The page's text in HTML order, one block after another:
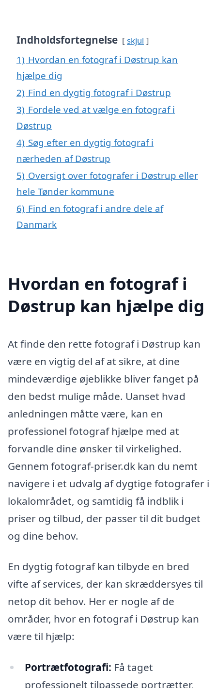
Indholdsfortegnelse skjul
1) Hvordan en fotograf i Døstrup kan
hjælpe dig
2) Find en dygtig fotograf i Døstrup
3) Fordele ved at vælge en fotograf i
Døstrup
4) Søg efter en dygtig fotograf i
nærheden af Døstrup
5) Oversigt over fotografer i Døstrup eller
hele Tønder kommune
6) Find en fotograf i andre dele af
Danmark
Hvordan en fotograf i
Døstrup kan hjælpe dig
At finde den rette fotograf i Døstrup kan
være en vigtig del af at sikre, at dine
mindeværdige øjeblikke bliver fanget på
den bedst mulige måde. Uanset hvad
anledningen måtte være, kan en
professionel fotograf hjælpe med at
forvandle dine ønsker til virkelighed.
Gennem fotograf-priser.dk kan du nemt
navigere i et udvalg af dygtige fotografer i
lokalområdet, og samtidig få indblik i
priser og tilbud, der passer til dit budget
og dine behov.
En dygtig fotograf kan tilbyde en bred
vifte af services, der kan skræddersyes til
netop dit behov. Her er nogle af de
områder, hvor en fotograf i Døstrup kan
være til hjælp:
Portrætfotografi: Få taget
professionelt tilpassede portrætter,